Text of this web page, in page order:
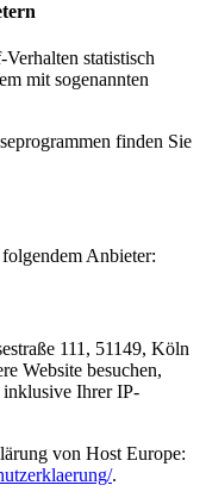
statistisch
mit sogenannten
finden Sie
Anbieter:
111, 51149, Köln
Website besuchen,
inklusive Ihrer IP-
von Host Europe:
.